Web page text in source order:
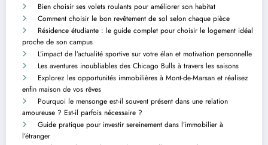
Bien choisir ses volets roulants pour améliorer son habitat
Comment choisir le bon revêtement de sol selon chaque pièce
Résidence étudiante : le guide complet pour choisir le logement idéal
proche de son campus
L’impact de l’actualité sportive sur votre élan et motivation personnelle
Les aventures inoubliables des Chicago Bulls à travers les saisons
Explorez les opportunités immobilières à Mont-de-Marsan et réalisez
enfin maison de vos rêves
Pourquoi le mensonge est-il souvent présent dans une relation
amoureuse ? Est-il parfois nécessaire ?
Guide pratique pour investir sereinement dans l’immobilier à
l’étranger